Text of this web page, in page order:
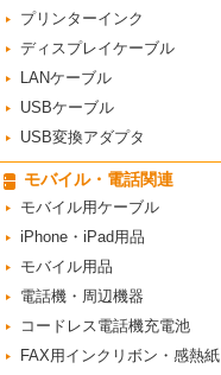
プリンターインク
ディスプレイケーブル
LANケーブル
USBケーブル
USB変換アダプタ
モバイル・電話関連
モバイル用ケーブル
iPhone・iPad用品
モバイル用品
電話機・周辺機器
コードレス電話機充電池
FAX用インクリボン・感熱紙